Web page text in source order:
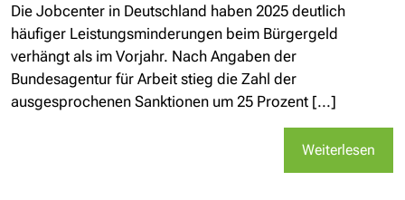
Die Jobcenter in Deutschland haben 2025 deutlich
häufiger Leistungsminderungen beim Bürgergeld
verhängt als im Vorjahr. Nach Angaben der
Bundesagentur für Arbeit stieg die Zahl der
ausgesprochenen Sanktionen um 25 Prozent [...]
Weiterlesen